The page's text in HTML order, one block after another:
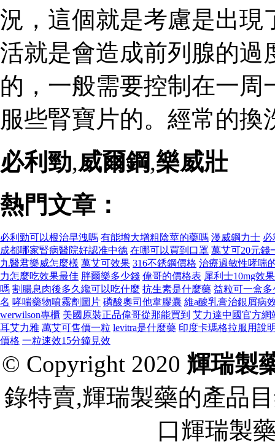
況，這個就是考慮是出現
活就是會造成前列腺的過
的，一般需要控制在一
服些腎寶片的。經常的換
必利勁,威爾鋼,樂威壯
熱門文章：
必利勁可以根治早洩嗎 有能增大增粗陰莖的藥嗎 漫威鋼力士 必
成都哪家腎病醫院好認准中德 在哪可以買到口罩 萬艾可20元錢
九醫君樂威怎麼樣 萬艾可效果 316不銹鋼價格 治療過敏性哮喘
力怎麼吃效果最佳 胖爾樂多少錢 偉哥的價格表 犀利士10mg效
嗎 割腸息肉後多久纔可以吃什麼 抗生素是什麼藥 益粒可一盒多
名 哮喘藥物噴霧劑圖片 磷酸奧司他韋膠囊 維a酸乳膏治銀屑病
werwilson專櫃 美國原裝正品偉哥從那能買到 艾力達中國官方網
耳艾力雅 萬艾可售價一粒 levitra是什麼藥 印度卡瑪格拉服用說
價格 一粒速效15分鐘見效
© Copyright 2020 輝瑞製
錄特賣,輝瑞製藥的產品
口輝瑞製